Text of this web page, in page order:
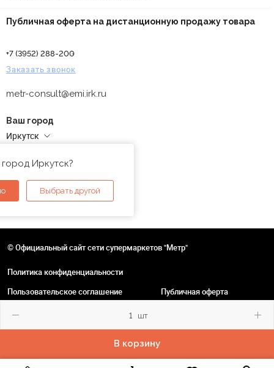
шт
В корзину
Публичная оферта на дистанционную продажу товара
+7 (3952) 288-200
Заказать звонок
metr-consult@emi.irk.ru
Ваш город
Иркутск
Иркутск?
Выбрать другой
© Официальный сайт сети супермаркетов "Метр"
Политика конфиденциальности
Пользовательское соглашение
Публичная оферта